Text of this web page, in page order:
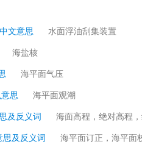
文意思
水面浮油刮集装置
海盐核
海平面气压
思 海平面观潮
及反义词 海面高程，绝对高程
及反义词 海平面订正，海平面